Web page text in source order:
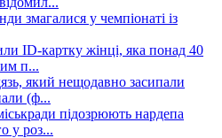
змагалися у чемпіонаті із
ID-картку жінці, яка понад 40
п...
який нещодавно засипали
(ф...
підозрюють нардепа
у роз...